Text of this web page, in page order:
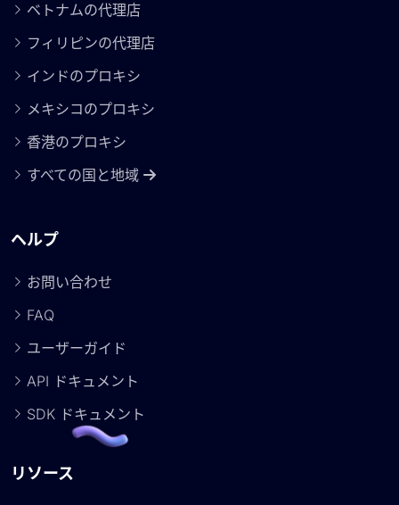
ベトナムの代理店
フィリピンの代理店
インドのプロキシ
メキシコのプロキシ
香港のプロキシ
すべての国と地域
ヘルプ
お問い合わせ
FAQ
ユーザーガイド
API ドキュメント
SDK ドキュメント
リソース